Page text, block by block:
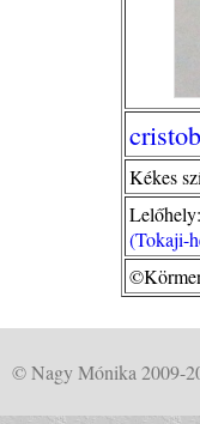
Kékes
Lelőhely:
(Tokaji-
© Nagy Mónika 2009-